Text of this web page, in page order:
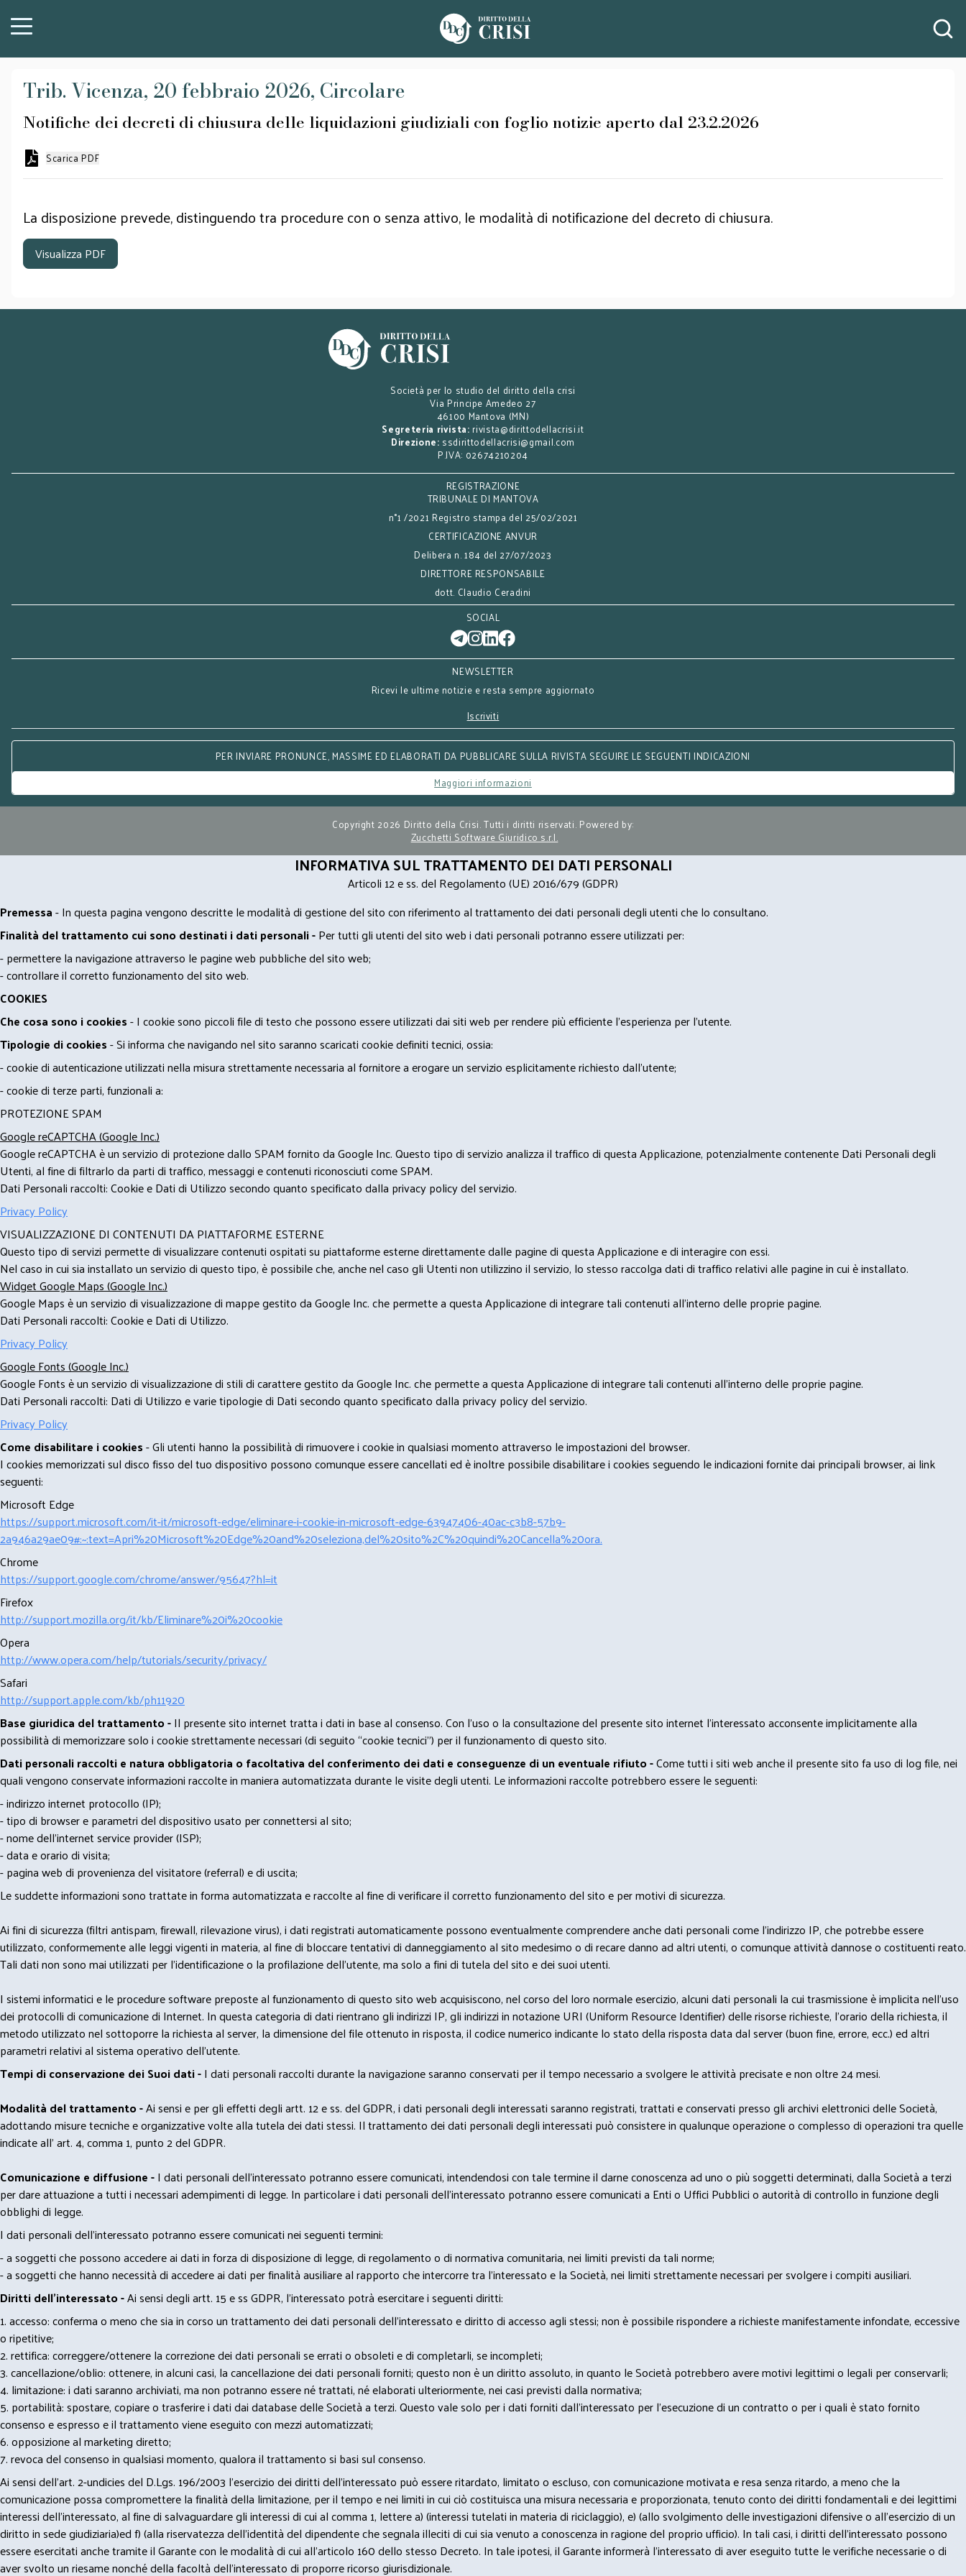
Trib. Vicenza, 20 febbraio 2026, Circolare
Notifiche dei decreti di chiusura delle liquidazioni giudiziali con foglio notizie aperto dal 23.2.2026
Scarica PDF
La disposizione prevede, distinguendo tra procedure con o senza attivo, le modalità di notificazione del decreto di chiusura.
Visualizza PDF
Società per lo studio del diritto della crisi
Via Principe Amedeo 27
46100 Mantova (MN)
Segreteria rivista: rivista@dirittodellacrisi.it
Direzione: ssdirittodellacrisi@gmail.com
P.IVA: 02674210204
REGISTRAZIONE
TRIBUNALE DI MANTOVA
n°1 /2021 Registro stampa del 25/02/2021
CERTIFICAZIONE ANVUR
Delibera n. 184 del 27/07/2023
DIRETTORE RESPONSABILE
dott. Claudio Ceradini
SOCIAL
NEWSLETTER
Ricevi le ultime notizie e resta sempre aggiornato
Iscriviti
PER INVIARE PRONUNCE, MASSIME ED ELABORATI DA PUBBLICARE SULLA RIVISTA SEGUIRE LE SEGUENTI INDICAZIONI
Maggiori informazioni
Copyright 2026 Diritto della Crisi. Tutti i diritti riservati. Powered by:
Zucchetti Software Giuridico s.r.l.
INFORMATIVA SUL TRATTAMENTO DEI DATI PERSONALI
Articoli 12 e ss. del Regolamento (UE) 2016/679 (GDPR)
Premessa- In questa pagina vengono descritte le modalità di gestione del sito con riferimento al trattamento dei dati personali degli utenti che lo consultano.
Finalità del trattamento cui sono destinati i dati personali -Per tutti gli utenti del sito web i dati personali potranno essere utilizzati per:
- permettere la navigazione attraverso le pagine web pubbliche del sito web;
- controllare il corretto funzionamento del sito web.
COOKIES
Che cosa sono i cookies- I cookie sono piccoli file di testo che possono essere utilizzati dai siti web per rendere più efficiente l'esperienza per l'utente.
Tipologie di cookies- Si informa che navigando nel sito saranno scaricati cookie definiti tecnici, ossia:
- cookie di autenticazione utilizzati nella misura strettamente necessaria al fornitore a erogare un servizio esplicitamente richiesto dall'utente;
- cookie di terze parti, funzionali a:
PROTEZIONE SPAM
Google reCAPTCHA (Google Inc.)
Google reCAPTCHA è un servizio di protezione dallo SPAM fornito da Google Inc. Questo tipo di servizio analizza il traffico di questa Applicazione, potenzialmente contenente Dati Personali degli
Utenti, al fine di filtrarlo da parti di traffico, messaggi e contenuti riconosciuti come SPAM.
Dati Personali raccolti: Cookie e Dati di Utilizzo secondo quanto specificato dalla privacy policy del servizio.
Privacy Policy
VISUALIZZAZIONE DI CONTENUTI DA PIATTAFORME ESTERNE
Questo tipo di servizi permette di visualizzare contenuti ospitati su piattaforme esterne direttamente dalle pagine di questa Applicazione e di interagire con essi.
Nel caso in cui sia installato un servizio di questo tipo, è possibile che, anche nel caso gli Utenti non utilizzino il servizio, lo stesso raccolga dati di traffico relativi alle pagine in cui è installato.
Widget Google Maps (Google Inc.)
Google Maps è un servizio di visualizzazione di mappe gestito da Google Inc. che permette a questa Applicazione di integrare tali contenuti all'interno delle proprie pagine.
Dati Personali raccolti: Cookie e Dati di Utilizzo.
Privacy Policy
Google Fonts (Google Inc.)
Google Fonts è un servizio di visualizzazione di stili di carattere gestito da Google Inc. che permette a questa Applicazione di integrare tali contenuti all'interno delle proprie pagine.
Dati Personali raccolti: Dati di Utilizzo e varie tipologie di Dati secondo quanto specificato dalla privacy policy del servizio.
Privacy Policy
Come disabilitare i cookies- Gli utenti hanno la possibilità di rimuovere i cookie in qualsiasi momento attraverso le impostazioni del browser.
I cookies memorizzati sul disco fisso del tuo dispositivo possono comunque essere cancellati ed è inoltre possibile disabilitare i cookies seguendo le indicazioni fornite dai principali browser, ai link
seguenti:
Microsoft Edge
https://support.microsoft.com/it-it/microsoft-edge/eliminare-i-cookie-in-microsoft-edge-63947406-40ac-c3b8-57b9-
2a946a29ae09#:~:text=Apri%20Microsoft%20Edge%20and%20seleziona,del%20sito%2C%20quindi%20Cancella%20ora.
Chrome
https://support.google.com/chrome/answer/95647?hl=it
Firefox
http://support.mozilla.org/it/kb/Eliminare%20i%20cookie
Opera
http://www.opera.com/help/tutorials/security/privacy/
Safari
http://support.apple.com/kb/ph11920
Base giuridica del trattamento -Il presente sito internet tratta i dati in base al consenso. Con l'uso o la consultazione del presente sito internet l’interessato acconsente implicitamente alla
possibilità di memorizzare solo i cookie strettamente necessari (di seguito “cookie tecnici”) per il funzionamento di questo sito.
Dati personali raccolti e natura obbligatoria o facoltativa del conferimento dei dati e conseguenze di un eventuale rifiuto -Come tutti i siti web anche il presente sito fa uso di log file, nei
quali vengono conservate informazioni raccolte in maniera automatizzata durante le visite degli utenti. Le informazioni raccolte potrebbero essere le seguenti:
- indirizzo internet protocollo (IP);
- tipo di browser e parametri del dispositivo usato per connettersi al sito;
- nome dell'internet service provider (ISP);
- data e orario di visita;
- pagina web di provenienza del visitatore (referral) e di uscita;
Le suddette informazioni sono trattate in forma automatizzata e raccolte al fine di verificare il corretto funzionamento del sito e per motivi di sicurezza.
Ai fini di sicurezza (filtri antispam, firewall, rilevazione virus), i dati registrati automaticamente possono eventualmente comprendere anche dati personali come l'indirizzo IP, che potrebbe essere
utilizzato, conformemente alle leggi vigenti in materia, al fine di bloccare tentativi di danneggiamento al sito medesimo o di recare danno ad altri utenti, o comunque attività dannose o costituenti reato.
Tali dati non sono mai utilizzati per l'identificazione o la profilazione dell'utente, ma solo a fini di tutela del sito e dei suoi utenti.
I sistemi informatici e le procedure software preposte al funzionamento di questo sito web acquisiscono, nel corso del loro normale esercizio, alcuni dati personali la cui trasmissione è implicita nell'uso
dei protocolli di comunicazione di Internet. In questa categoria di dati rientrano gli indirizzi IP, gli indirizzi in notazione URI (Uniform Resource Identifier) delle risorse richieste, l'orario della richiesta, il
metodo utilizzato nel sottoporre la richiesta al server, la dimensione del file ottenuto in risposta, il codice numerico indicante lo stato della risposta data dal server (buon fine, errore, ecc.) ed altri
parametri relativi al sistema operativo dell'utente.
Tempi di conservazione dei Suoi dati -I dati personali raccolti durante la navigazione saranno conservati per il tempo necessario a svolgere le attività precisate e non oltre 24 mesi.
Modalità del trattamento -Ai sensi e per gli effetti degli artt. 12 e ss. del GDPR, i dati personali degli interessati saranno registrati, trattati e conservati presso gli archivi elettronici delle Società,
adottando misure tecniche e organizzative volte alla tutela dei dati stessi. Il trattamento dei dati personali degli interessati può consistere in qualunque operazione o complesso di operazioni tra quelle
indicate all' art. 4, comma 1, punto 2 del GDPR.
Comunicazione e diffusione -I dati personali dell’interessato potranno essere comunicati, intendendosi con tale termine il darne conoscenza ad uno o più soggetti determinati, dalla Società a terzi
per dare attuazione a tutti i necessari adempimenti di legge. In particolare i dati personali dell’interessato potranno essere comunicati a Enti o Uffici Pubblici o autorità di controllo in funzione degli
obblighi di legge.
I dati personali dell’interessato potranno essere comunicati nei seguenti termini:
- a soggetti che possono accedere ai dati in forza di disposizione di legge, di regolamento o di normativa comunitaria, nei limiti previsti da tali norme;
- a soggetti che hanno necessità di accedere ai dati per finalità ausiliare al rapporto che intercorre tra l’interessato e la Società, nei limiti strettamente necessari per svolgere i compiti ausiliari.
Diritti dell’interessato -Ai sensi degli artt. 15 e ss GDPR, l’interessato potrà esercitare i seguenti diritti:
1. accesso: conferma o meno che sia in corso un trattamento dei dati personali dell’interessato e diritto di accesso agli stessi; non è possibile rispondere a richieste manifestamente infondate, eccessive
o ripetitive;
2. rettifica: correggere/ottenere la correzione dei dati personali se errati o obsoleti e di completarli, se incompleti;
3. cancellazione/oblio: ottenere, in alcuni casi, la cancellazione dei dati personali forniti; questo non è un diritto assoluto, in quanto le Società potrebbero avere motivi legittimi o legali per conservarli;
4. limitazione: i dati saranno archiviati, ma non potranno essere né trattati, né elaborati ulteriormente, nei casi previsti dalla normativa;
5. portabilità: spostare, copiare o trasferire i dati dai database delle Società a terzi. Questo vale solo per i dati forniti dall’interessato per l’esecuzione di un contratto o per i quali è stato fornito
consenso e espresso e il trattamento viene eseguito con mezzi automatizzati;
6. opposizione al marketing diretto;
7. revoca del consenso in qualsiasi momento, qualora il trattamento si basi sul consenso.
Ai sensi dell’art. 2-undicies del D.Lgs. 196/2003 l’esercizio dei diritti dell’interessato può essere ritardato, limitato o escluso, con comunicazione motivata e resa senza ritardo, a meno che la
comunicazione possa compromettere la finalità della limitazione, per il tempo e nei limiti in cui ciò costituisca una misura necessaria e proporzionata, tenuto conto dei diritti fondamentali e dei legittimi
interessi dell’interessato, al fine di salvaguardare gli interessi di cui al comma 1, lettere a) (interessi tutelati in materia di riciclaggio), e) (allo svolgimento delle investigazioni difensive o all’esercizio di un
diritto in sede giudiziaria)ed f) (alla riservatezza dell’identità del dipendente che segnala illeciti di cui sia venuto a conoscenza in ragione del proprio ufficio). In tali casi, i diritti dell’interessato possono
essere esercitati anche tramite il Garante con le modalità di cui all’articolo 160 dello stesso Decreto. In tale ipotesi, il Garante informerà l’interessato di aver eseguito tutte le verifiche necessarie o di
aver svolto un riesame nonché della facoltà dell’interessato di proporre ricorso giurisdizionale.